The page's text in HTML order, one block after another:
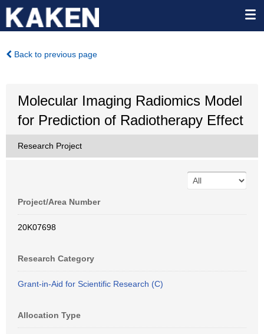
Back to previous page
Molecular Imaging Radiomics Model
for Prediction of Radiotherapy Effect
Research Project
Project/Area Number
20K07698
Research Category
Grant-in-Aid for Scientific Research (C)
Allocation Type